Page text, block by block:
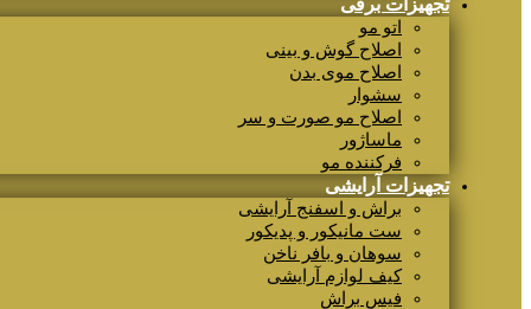
تجهیزات برقی
اتو مو
اصلاح گوش و بینی
اصلاح موی بدن
سشوار
اصلاح مو صورت و سر
ماساژور
فرکننده مو
تجهیزات آرایشی
براش و اسفنج آرایشی
ست مانیکور و پدیکور
سوهان و بافر ناخن
کیف لوازم آرایشی
فیس براش